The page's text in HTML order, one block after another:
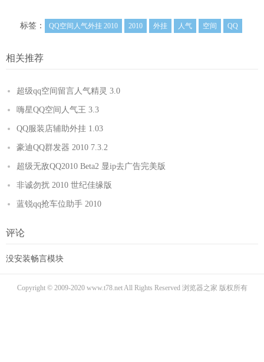
标签： QQ空间人气外挂 2010 2010 外挂 人气 空间 QQ
相关推荐
超级qq空间留言人气精灵 3.0
嗨星QQ空间人气王 3.3
QQ服装店辅助外挂 1.03
豪迪QQ群发器 2010 7.3.2
超级无敌QQ2010 Beta2 显ip去广告完美版
非诚勿扰 2010 世纪佳缘版
蓝锐qq抢车位助手 2010
评论
没安装畅言模块
Copyright © 2009-2020 www.t78.net All Rights Reserved 浏览器之家 版权所有